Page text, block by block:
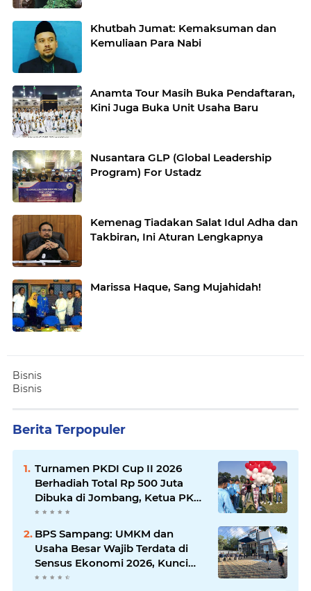
Khutbah Jumat: Kemaksuman dan
Kemuliaan Para Nabi
Anamta Tour Masih Buka Pendaftaran,
Kini Juga Buka Unit Usaha Baru
Nusantara GLP (Global Leadership
Program) For Ustadz
Kemenag Tiadakan Salat Idul Adha dan
Takbiran, Ini Aturan Lengkapnya
Marissa Haque, Sang Mujahidah!
Bisnis
Bisnis
Berita Terpopuler
Turnamen PKDI Cup II 2026
Berhadiah Total Rp 500 Juta
Dibuka di Jombang, Ketua PKDI
Jatim Syaifullah Mahdi: Ajang
Komunikasi Antar-Kades untuk
Memajukan Desa
BPS Sampang: UMKM dan
Usaha Besar Wajib Terdata di
Sensus Ekonomi 2026, Kunci
Kebijakan Tepat Sasaran